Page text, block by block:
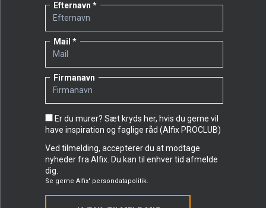
Efternavn
Mail
Firmanavn
Er du murer? Sæt kryds her, hvis du gerne vil
have inspiration og faglige råd (Alfix PROCLUB)
Ved tilmelding, accepterer du at modtage
nyheder fra Alfix. Du kan til enhver tid afmelde
dig.
Se gerne Alfix' persondatapolitik.